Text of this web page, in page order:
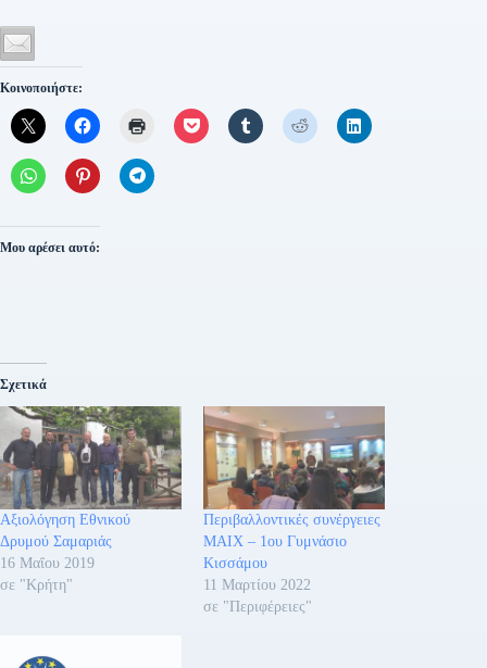
Κοινοποιήστε:
Μου αρέσει αυτό:
Σχετικά
Αξιολόγηση Εθνικού
Δρυμού Σαμαριάς
16 Μαΐου 2019
σε "Κρήτη"
Περιβαλλοντικές συνέργειες
ΜΑΙΧ – 1ου Γυμνάσιο
Κισσάμου
11 Μαρτίου 2022
σε "Περιφέρειες"